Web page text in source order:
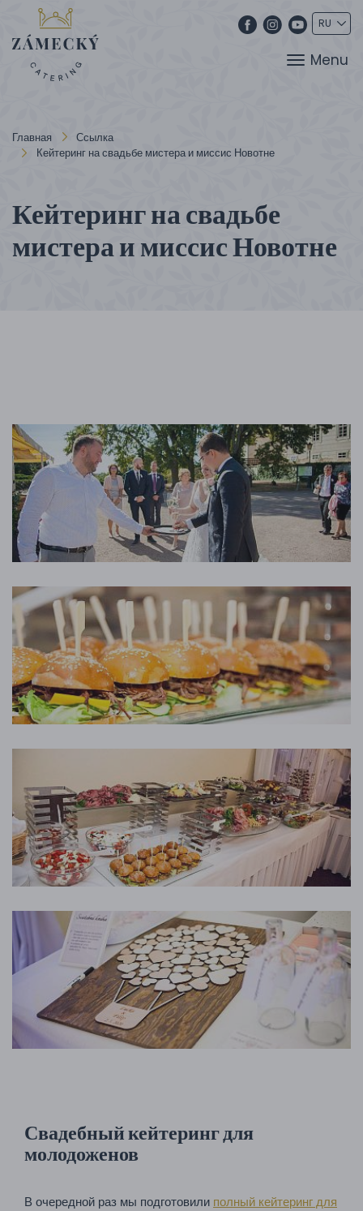
Menu
Главная
Ссылка
Кейтеринг на свадьбе мистера и миссис Новотне
Кейтеринг на свадьбе
мистера и миссис Новотне
Свадебный кейтеринг для
молодоженов
В очередной раз мы подготовили полный кейтеринг для